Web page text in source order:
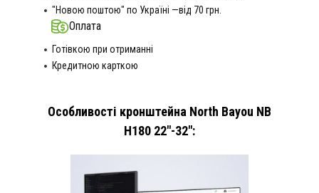
"Новою поштою" по Україні —від 70 грн.
Оплата
Готівкою при отриманні
Кредитною карткою
Особливості кронштейна North Bayou NB
H180 22"-32":